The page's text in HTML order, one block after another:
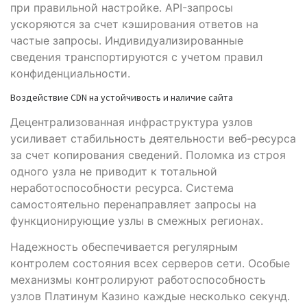
при правильной настройке. API-запросы
ускоряются за счет кэширования ответов на
частые запросы. Индивидуализированные
сведения транспортируются с учетом правил
конфиденциальности.
Воздействие CDN на устойчивость и наличие сайта
Децентрализованная инфраструктура узлов
усиливает стабильность деятельности веб-ресурса
за счет копирования сведений. Поломка из строя
одного узла не приводит к тотальной
неработоспособности ресурса. Система
самостоятельно перенаправляет запросы на
функционирующие узлы в смежных регионах.
Надежность обеспечивается регулярным
контролем состояния всех серверов сети. Особые
механизмы контролируют работоспособность
узлов Платинум Казино каждые несколько секунд.